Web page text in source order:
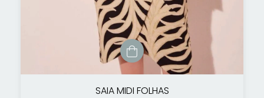
SAIA MIDI FOLHAS